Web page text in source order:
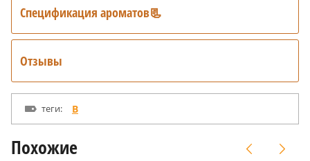
Спецификация ароматов📃
Отзывы
теги: B
Похожие